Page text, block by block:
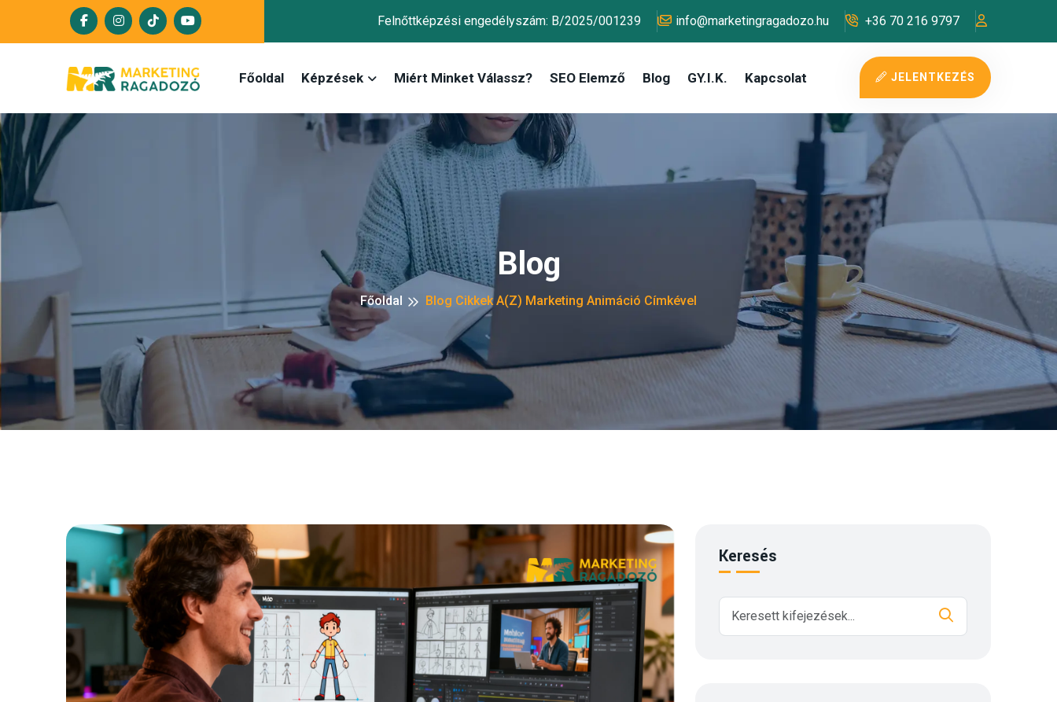
Felnőttképzési engedélyszám: B/2025/001239 info@marketingragadozo.hu +36 70 216 9797
Főoldal Képzések Miért Minket Válassz? SEO Elemző Blog GY.I.K. Kapcsolat JELENTKEZÉS
Blog
Főoldal Blog Cikkek A(z) Marketing Animáció Címkével
Keresés